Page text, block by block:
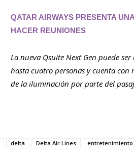
QATAR AIRWAYS PRESENTA UNA
HACER REUNIONES
La nueva Qsuite Next Gen puede
hasta cuatro personas y cuenta con
de la iluminación por parte del
delta Delta Air Lines entretenimiento